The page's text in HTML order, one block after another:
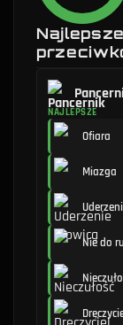
NAJLEPSZE
Ofiara
Miazga
Nie do